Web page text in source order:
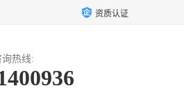
资质认证
热线: